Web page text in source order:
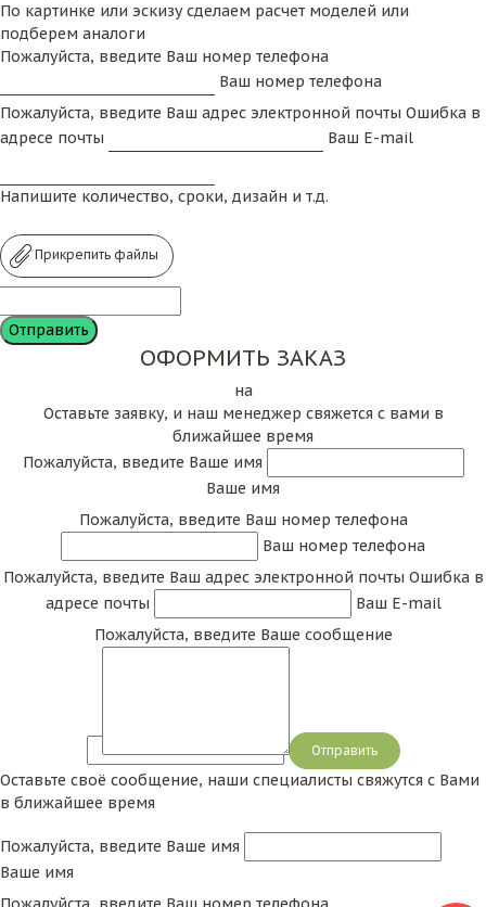
По картинке или эскизу сделаем расчет моделей или
подберем аналоги
Пожалуйста, введите Ваш номер телефона
Ваш номер телефона
Пожалуйста, введите Ваш адрес электронной почты Ошибка в
адресе почты
Ваш E-mail
Напишите количество, сроки, дизайн и т.д.
Прикрепить файлы
ОФОРМИТЬ ЗАКАЗ
на
Оставьте заявку, и наш менеджер свяжется с вами в
ближайшее время
Пожалуйста, введите Ваше имя
Ваше имя
Пожалуйста, введите Ваш номер телефона
Ваш номер телефона
Пожалуйста, введите Ваш адрес электронной почты Ошибка в
адресе почты
Ваш E-mail
Пожалуйста, введите Ваше сообщение
Сообщение
Оставьте своё сообщение, наши специалисты свяжутся с Вами
в ближайшее время
Пожалуйста, введите Ваше имя
Ваше имя